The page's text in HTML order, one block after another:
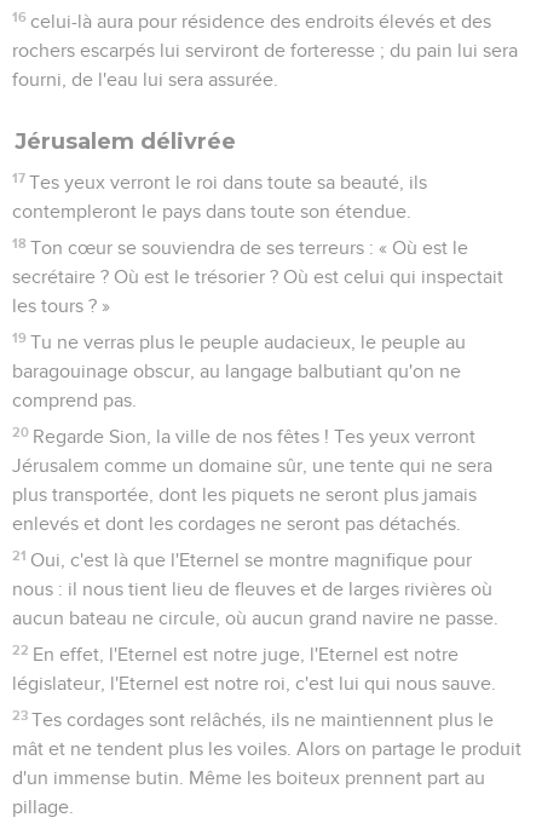
16 celui-là aura pour résidence des endroits élevés et des
rochers escarpés lui serviront de forteresse ; du pain lui sera
fourni, de l'eau lui sera assurée.
Jérusalem délivrée
17 Tes yeux verront le roi dans toute sa beauté, ils
contempleront le pays dans toute son étendue.
18 Ton cœur se souviendra de ses terreurs : « Où est le
secrétaire ? Où est le trésorier ? Où est celui qui inspectait
les tours ? »
19 Tu ne verras plus le peuple audacieux, le peuple au
baragouinage obscur, au langage balbutiant qu'on ne
comprend pas.
20 Regarde Sion, la ville de nos fêtes ! Tes yeux verront
Jérusalem comme un domaine sûr, une tente qui ne sera
plus transportée, dont les piquets ne seront plus jamais
enlevés et dont les cordages ne seront pas détachés.
21 Oui, c'est là que l'Eternel se montre magnifique pour
nous : il nous tient lieu de fleuves et de larges rivières où
aucun bateau ne circule, où aucun grand navire ne passe.
22 En effet, l'Eternel est notre juge, l'Eternel est notre
législateur, l'Eternel est notre roi, c'est lui qui nous sauve.
23 Tes cordages sont relâchés, ils ne maintiennent plus le
mât et ne tendent plus les voiles. Alors on partage le produit
d'un immense butin. Même les boiteux prennent part au
pillage.